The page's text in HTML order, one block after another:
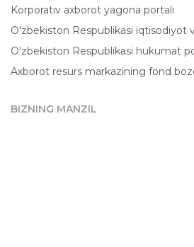
Korporativ axborot yagona portali
O'zbekiston Respublikasi iqtisodiyot
O'zbekiston Respublikasi hukumat
Axborot resurs markazining fond
BIZNING MANZIL